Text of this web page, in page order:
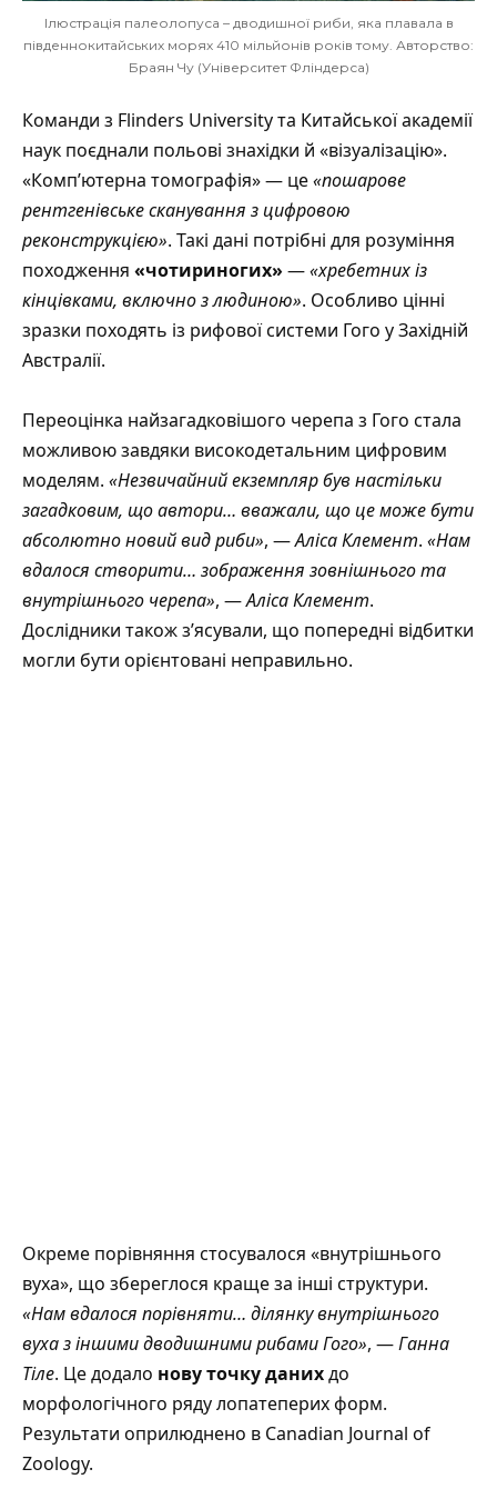
Ілюстрація палеолопуса – дводишної риби, яка плавала в
південнокитайських морях 410 мільйонів років тому. Авторство:
Браян Чу (Університет Фліндерса)
Команди з Flinders Universityта Китайської академії
наук поєднали польові знахідки й «візуалізацію».
«Комп’ютерна томографія» — це«пошарове
рентгенівське сканування з цифровою
реконструкцією». Такі дані потрібні для розуміння
походження «чотириногих» —«хребетних із
кінцівками, включно з людиною». Особливо цінні
зразки походять із рифової системи Гого у Західній
Австралії.
Переоцінка найзагадковішого черепа з Гого стала
можливою завдяки високодетальним цифровим
моделям. «Незвичайний екземпляр був настільки
загадковим, що автори… вважали, що це може бути
абсолютно новий вид риби», —Аліса Клемент. «Нам
вдалося створити… зображення зовнішнього та
внутрішнього черепа», —Аліса Клемент.
Дослідники також з’ясували, що попередні відбитки
могли бути орієнтовані неправильно.
Окреме порівняння стосувалося «внутрішнього
вуха», що збереглося краще за інші структури.
«Нам вдалося порівняти… ділянку внутрішнього
вуха з іншими дводишними рибами Гого», —Ганна
Тіле. Це додало нову точку данихдо
морфологічного ряду лопатеперих форм.
Результати оприлюднено в Canadian Journal of
Zoology.